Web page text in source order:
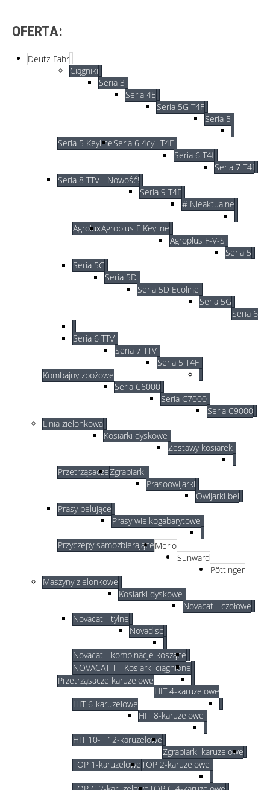
OFERTA:
Deutz-Fahr
Ciągniki
Seria 3
Seria 4E
Seria 5G T4F
Seria 5
Seria 5 KeylineSeria 6 4cyl. T4F
Seria 6 T4f
Seria 7 T4f
Seria 8 TTV - Nowość!
Seria 9 T4F
# Nieaktualne
AgroluxAgroplus F Keyline
Agroplus F-V-S
Seria 5
Seria 5C
Seria 5D
Seria 5D Ecoline
Seria 5G
Seria 6
Seria 6 TTV
Seria 7 TTV
Seria 5 T4F
Kombajny zbożowe
Seria C6000
Seria C7000
Seria C9000
Linia zielonkowa
Kosiarki dyskowe
Zestawy kosiarek
PrzetrząsaczeZgrabiarki
Prasoowijarki
Owijarki bel
Prasy belujące
Prasy wielkogabarytowe
Przyczepy samozbierająceMerlo
Sunward
Pöttinger
Maszyny zielonkowe
Kosiarki dyskowe
Novacat - czołowe
Novacat - tylne
Novadisc
Novacat - kombinacje koszące
NOVACAT T - Kosiarki ciągnione
Przetrząsacze karuzelowe
HIT 4-karuzelowe
HIT 6-karuzelowe
HIT 8-karuzelowe
HIT 10- i 12-karuzelowe
Zgrabiarki karuzelowe
TOP 1-karuzeloweTOP 2-karuzelowe